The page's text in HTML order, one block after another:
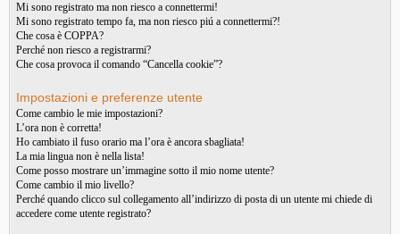
Mi sono registrato ma non riesco a connettermi!
Mi sono registrato tempo fa, ma non riesco piú a connettermi?!
Che cosa è COPPA?
Perché non riesco a registrarmi?
Che cosa provoca il comando “Cancella cookie”?
Impostazioni e preferenze utente
Come cambio le mie impostazioni?
L’ora non è corretta!
Ho cambiato il fuso orario ma l’ora è ancora sbagliata!
La mia lingua non è nella lista!
Come posso mostrare un’immagine sotto il mio nome utente?
Come cambio il mio livello?
Perché quando clicco sul collegamento all’indirizzo di posta di un utente mi chiede di
accedere come utente registrato?